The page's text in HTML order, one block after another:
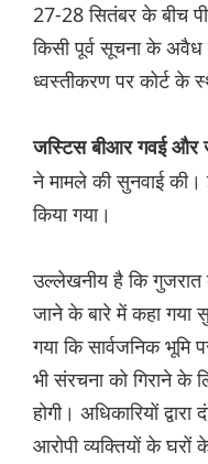
27-28 सितंबर के बीच
किसी पूर्व सूचना के
ध्वस्तीकरण पर कोर्ट
जस्टिस बीआर गवई और
ने मामले की सुनवाई की।
किया गया।
उल्लेखनीय है कि गुजरात
जाने के बारे में कहा गया
गया कि सार्वजनिक
भी संरचना को गिराने के
होगी। अधिकारियों
आरोपी व्यक्तियों के